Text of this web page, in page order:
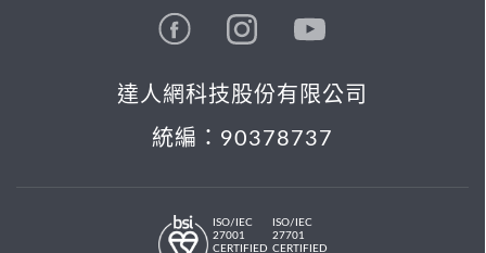
達人網科技股份有限公司
統編：90378737
ISO/IEC
27001
CERTIFIED
ISO/IEC
27701
CERTIFIED